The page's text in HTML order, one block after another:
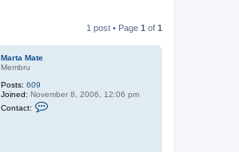
1 post • Page 1 of 1
Marta Mate
Membru
Posts: 609
Joined: November 8, 2006, 12:06 pm
Contact: